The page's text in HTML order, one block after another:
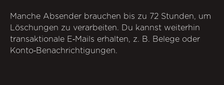
Manche Absender brauchen bis zu 72 Stunden, um
Löschungen zu verarbeiten. Du kannst weiterhin
transaktionale E‑Mails erhalten, z. B. Belege oder
Konto‑Benachrichtigungen.